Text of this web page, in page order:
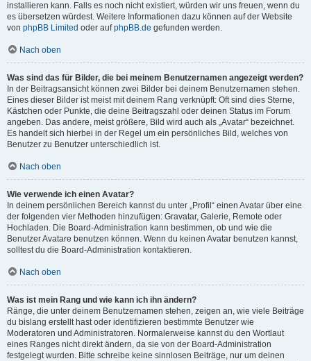
installieren kann. Falls es noch nicht existiert, würden wir uns freuen, wenn du
es übersetzen würdest. Weitere Informationen dazu können auf der Website
von phpBB Limited oder aufphpBB.de gefunden werden.
Nach oben
Was sind das für Bilder, die bei meinem Benutzernamen angezeigt werden?
In der Beitragsansicht können zwei Bilder bei deinem Benutzernamen stehen.
Eines dieser Bilder ist meist mit deinem Rang verknüpft: Oft sind dies Sterne,
Kästchen oder Punkte, die deine Beitragszahl oder deinen Status im Forum
angeben. Das andere, meist größere, Bild wird auch als „Avatar“ bezeichnet.
Es handelt sich hierbei in der Regel um ein persönliches Bild, welches von
Benutzer zu Benutzer unterschiedlich ist.
Nach oben
Wie verwende ich einen Avatar?
In deinem persönlichen Bereich kannst du unter „Profil“ einen Avatar über eine
der folgenden vier Methoden hinzufügen: Gravatar, Galerie, Remote oder
Hochladen. Die Board-Administration kann bestimmen, ob und wie die
Benutzer Avatare benutzen können. Wenn du keinen Avatar benutzen kannst,
solltest du die Board-Administration kontaktieren.
Nach oben
Was ist mein Rang und wie kann ich ihn ändern?
Ränge, die unter deinem Benutzernamen stehen, zeigen an, wie viele Beiträge
du bislang erstellt hast oder identifizieren bestimmte Benutzer wie
Moderatoren und Administratoren. Normalerweise kannst du den Wortlaut
eines Ranges nicht direkt ändern, da sie von der Board-Administration
festgelegt wurden. Bitte schreibe keine sinnlosen Beiträge, nur um deinen